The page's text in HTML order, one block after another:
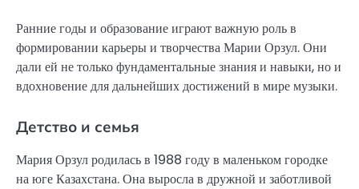
Ранние годы и образование играют важную роль в
формировании карьеры и творчества Марии Орзул. Они
дали ей не только фундаментальные знания и навыки, но и
вдохновение для дальнейших достижений в мире музыки.
Детство и семья
Мария Орзул родилась в 1988 году в маленьком городке
на юге Казахстана. Она выросла в дружной и заботливой